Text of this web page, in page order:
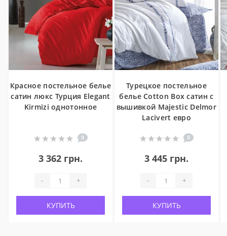
Красное постельное белье
сатин люкс Турция Elegant
Kirmizi однотонное
0
3 362 грн.
- +
КУПИТЬ
Турецкое постельное
белье Cotton Box сатин с
вышивкой Majestic Delmor
Lacivert евро
0
3 445 грн.
- +
КУПИТЬ